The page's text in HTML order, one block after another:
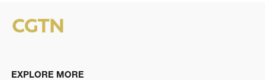
EXPLORE MORE